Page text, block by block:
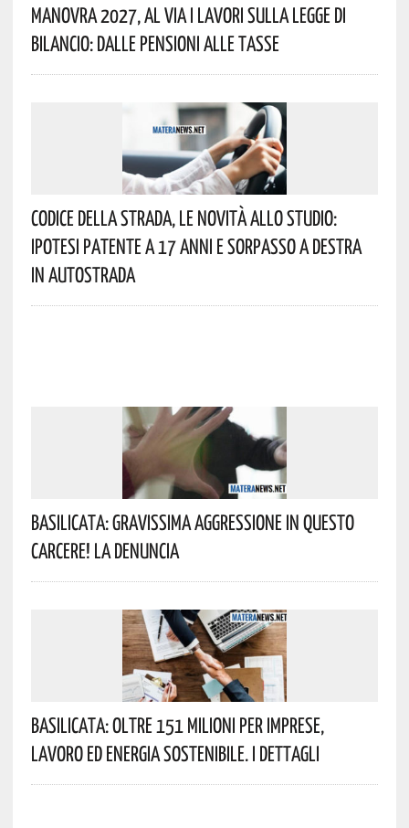
Manovra 2027, Al Via I Lavori Sulla Legge Di
Bilancio: Dalle Pensioni Alle Tasse
Codice Della Strada, Le Novità Allo Studio:
Ipotesi Patente A 17 Anni E Sorpasso A Destra
In Autostrada
Basilicata: Gravissima Aggressione In Questo
Carcere! La Denuncia
Basilicata: Oltre 151 Milioni Per Imprese,
Lavoro Ed Energia Sostenibile. I Dettagli